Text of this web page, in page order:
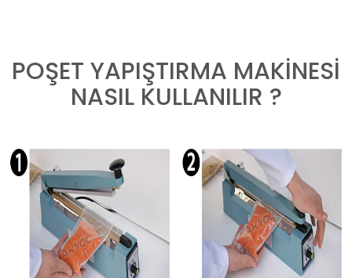
POŞET YAPIŞTIRMA MAKİNESİ
NASIL KULLANILIR ?